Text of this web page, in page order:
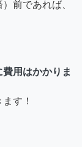
前であれば、
用はかかりま
す！